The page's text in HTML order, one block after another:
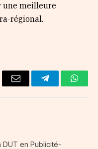
une meilleure
régional.
Email Telegram
DUT en Publicité-